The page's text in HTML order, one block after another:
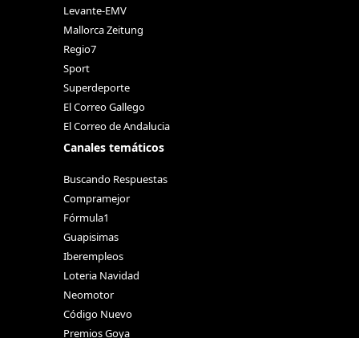
Levante-EMV
Mallorca Zeitung
Regio7
Sport
Superdeporte
El Correo Gallego
El Correo de Andalucia
Canales temáticos
Buscando Respuestas
Compramejor
Fórmula1
Guapisimas
Iberempleos
Loteria Navidad
Neomotor
Código Nuevo
Premios Goya